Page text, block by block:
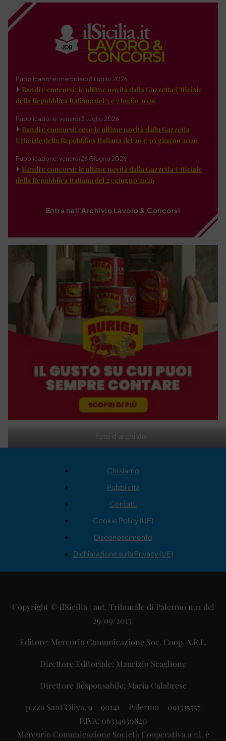
foto d'archivio
Pubblicazione: mercoledì 8 Luglio 2026
Bandi e concorsi: le ultime novità dalla Gazzetta Ufficiale
della Repubblica Italiana del 3 e 7 luglio 2026
Pubblicazione: venerdì 3 Luglio 2026
Bandi e concorsi: ecco le ultime novità dalla Gazzetta
Ufficiale della Repubblica Italiana del 26 e 30 giugno 2026
Pubblicazione: venerdì 26 Giugno 2026
Bandi e concorsi: le ultime novità dalla Gazzetta Ufficiale
della Repubblica Italiana del 23 giugno 2026
Entra nell'Archivio Lavoro & Concorsi
Chi siamo
Pubblicità
Contatti
Cookie Policy (UE)
Disconoscimento
Dichiarazione sulla Privacy (UE)
Copyright © ilSicilia | aut. Tribunale di Palermo n.11 del
29/09/2015
Editore: Mercurio Comunicazione Soc. Coop. A.R.L.
Direttore Editoriale: Maurizio Scaglione
Direttore Responsabile: Maria Calabrese
p.zza Sant’Oliva, 9 – 90141 – Palermo – 091335557
P.IVA: 06334930820
Mercurio Comunicazione Società Cooperativa a r.l. è